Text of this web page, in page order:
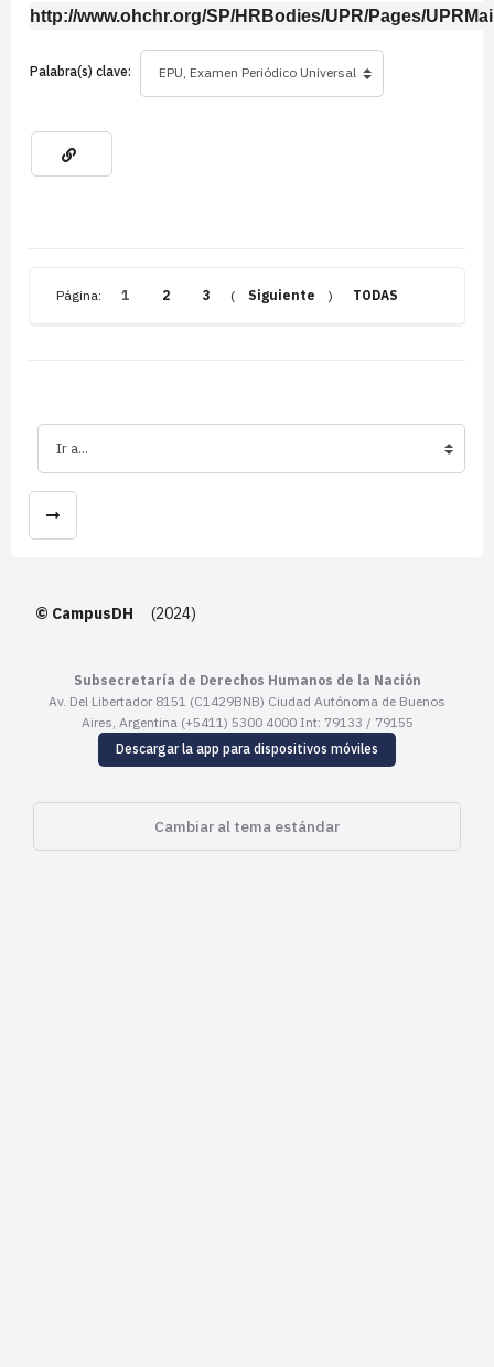
http://www.ohchr.org/SP/HRBodies/UPR/Pages/
Palabra(s) clave:
Página: 1 2 3 ( Siguiente ) TODAS
© CampusDH (2024)
Subsecretaría de Derechos Humanos de la Nación
Av. Del Libertador 8151 (C1429BNB) Ciudad Autónoma de Buenos
Aires, Argentina (+5411) 5300 4000 Int: 79133 / 79155
Descargar la app para dispositivos móviles
Cambiar al tema estándar